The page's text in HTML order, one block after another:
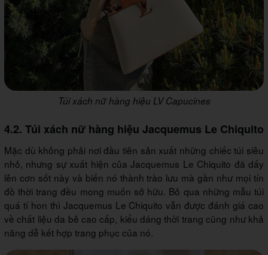
Túi xách nữ hàng hiệu LV Capucines
4.2. Túi xách nữ hàng hiệu Jacquemus Le Chiquito
Mặc dù không phải nơi đầu tiên sản xuất những chiếc túi siêu
nhỏ, nhưng sự xuất hiện của Jacquemus Le Chiquito đã dấy
lên cơn sốt này và biến nó thành trào lưu mà gần như mọi tín
đồ thời trang đều mong muốn sở hữu. Bỏ qua những mẫu túi
quá tí hon thì Jacquemus Le Chiquito vẫn được đánh giá cao
về chất liệu da bê cao cấp, kiểu dáng thời trang cũng như khả
năng dễ kết hợp trang phục của nó.